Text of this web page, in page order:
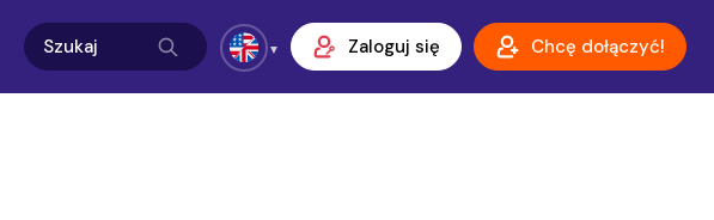
Zaloguj się Chcę dołączyć!